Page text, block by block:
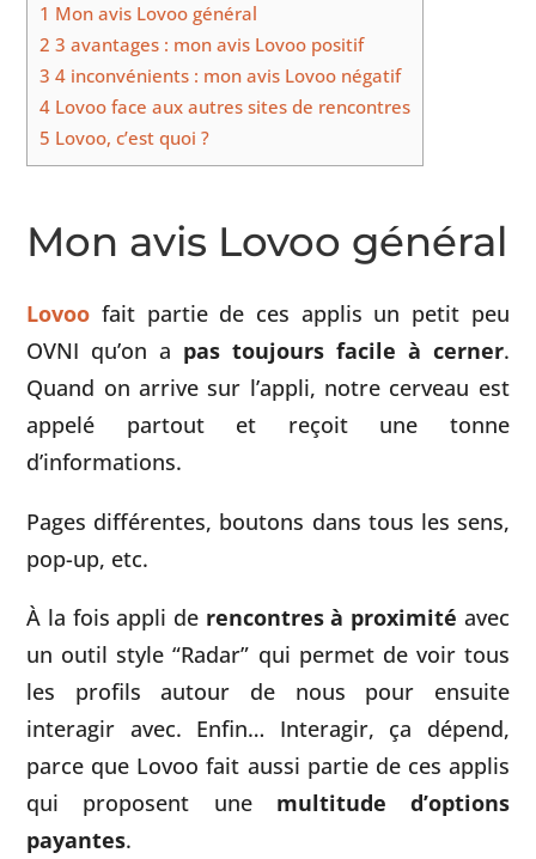
1 Mon avis Lovoo général
2 3 avantages : mon avis Lovoo positif
3 4 inconvénients : mon avis Lovoo négatif
4 Lovoo face aux autres sites de rencontres
5 Lovoo, c’est quoi ?
Mon avis Lovoo général
Lovoo fait partie de ces applis un petit peu
OVNI qu’on a pas toujours facile à cerner.
Quand on arrive sur l’appli, notre cerveau est
appelé partout et reçoit une tonne
d’informations.
Pages différentes, boutons dans tous les sens,
pop-up, etc.
À la fois appli de rencontres à proximité avec
un outil style “Radar” qui permet de voir tous
les profils autour de nous pour ensuite
interagir avec. Enfin… Interagir, ça dépend,
parce que Lovoo fait aussi partie de ces applis
qui proposent une multitude d’options
payantes.